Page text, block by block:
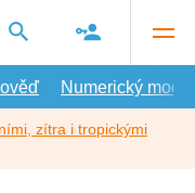
Numerický model
zítra i tropickými